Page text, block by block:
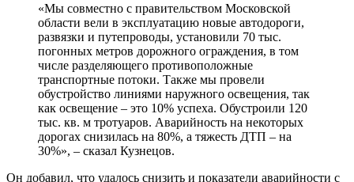
«Мы совместно с правительством Московской
области вели в эксплуатацию новые автодороги,
развязки и путепроводы, установили 70 тыс.
погонных метров дорожного ограждения, в том
числе разделяющего противоположные
транспортные потоки. Также мы провели
обустройство линиями наружного освещения, так
как освещение – это 10% успеха. Обустроили 120
тыс. кв. м тротуаров. Аварийность на некоторых
дорогах снизилась на 80%, а тяжесть ДТП – на
30%», – сказал Кузнецов.
Он добавил, что удалось снизить и показатели аварийности с